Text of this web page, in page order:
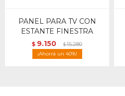
PANEL PARA TV CON
ESTANTE FINESTRA
$ 9.150 $15.280
40